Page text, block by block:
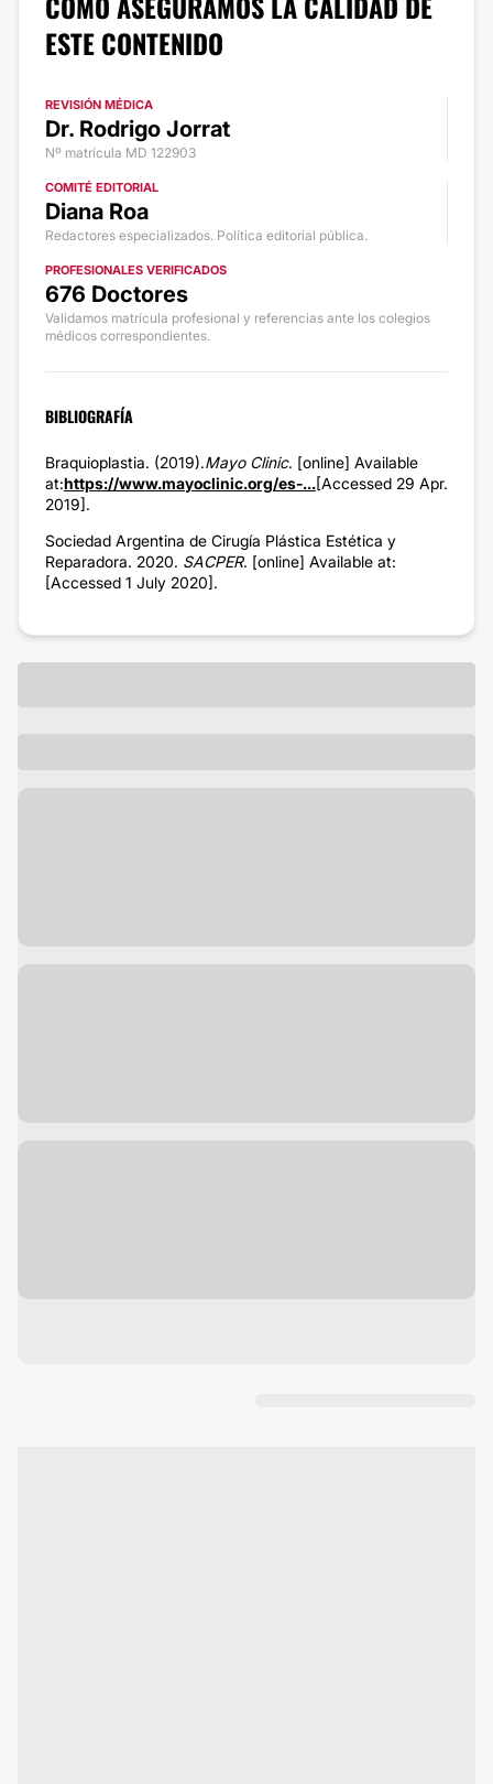
ESTE CONTENIDO
REVISIÓN MÉDICA
Dr. Rodrigo Jorrat
Nº matrícula MD 122903
COMITÉ EDITORIAL
Diana Roa
Redactores especializados. Política editorial pública.
PROFESIONALES VERIFICADOS
676 Doctores
Validamos matrícula profesional y referencias ante los colegios
médicos correspondientes.
BIBLIOGRAFÍA
Braquioplastia. (2019).Mayo Clinic. [online] Available
at:https://www.mayoclinic.org/es-...[Accessed 29 Apr.
2019].
Sociedad Argentina de Cirugía Plástica Estética y
Reparadora. 2020. SACPER. [online] Available at:
[Accessed 1 July 2020].